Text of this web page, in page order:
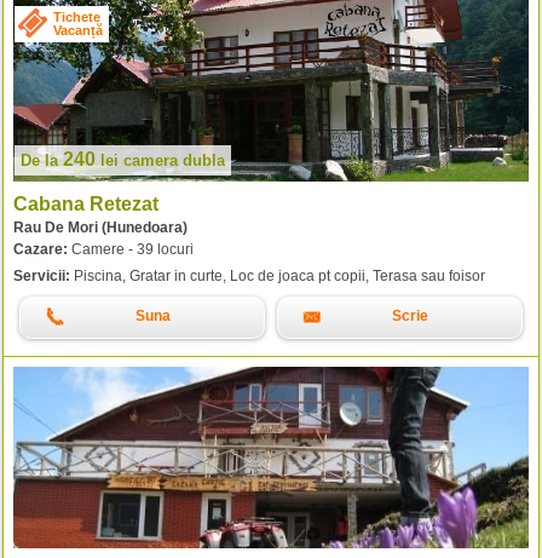
Tichete
Vacanță
De la240 lei camera dubla
Cabana Retezat
Rau De Mori (Hunedoara)
Cazare: Camere - 39 locuri
Servicii: Piscina, Gratar in curte, Loc de joaca pt copii, Terasa sau foisor
Suna Scrie